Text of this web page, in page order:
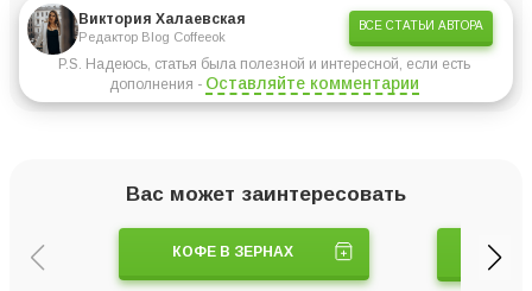
Виктория Халаевская
Редактор Blog Coffeeok
ВСЕ СТАТЬИ АВТОРА
P.S. Надеюсь, статья была полезной и интересной, если есть
дополнения - Оставляйте комментарии
Вас может заинтересовать
КОФЕ В ЗЕРНАХ